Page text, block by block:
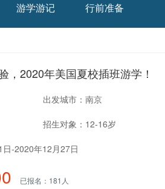
游学游记 行前准备
，2020年美国夏校插班游学！
出发城市：南京
招生对象：12-16岁
-2020年12月27日
已报名：181人